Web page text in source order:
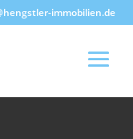
immobilien.de